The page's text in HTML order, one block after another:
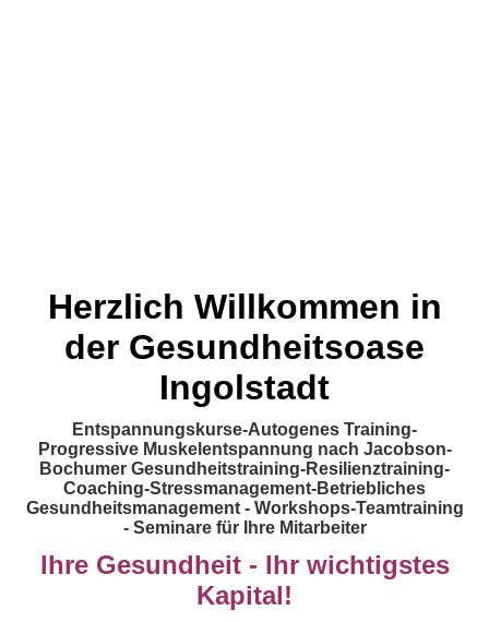
Herzlich Willkommen in
der Gesundheitsoase
Ingolstadt
Entspannungskurse-Autogenes Training-
Progressive Muskelentspannung nach Jacobson-
Bochumer Gesundheitstraining-Resilienztraining-
Coaching-Stressmanagement-Betriebliches
Gesundheitsmanagement - Workshops-Teamtraining
- Seminare für Ihre Mitarbeiter
Ihre Gesundheit - Ihr wichtigstes
Kapital!